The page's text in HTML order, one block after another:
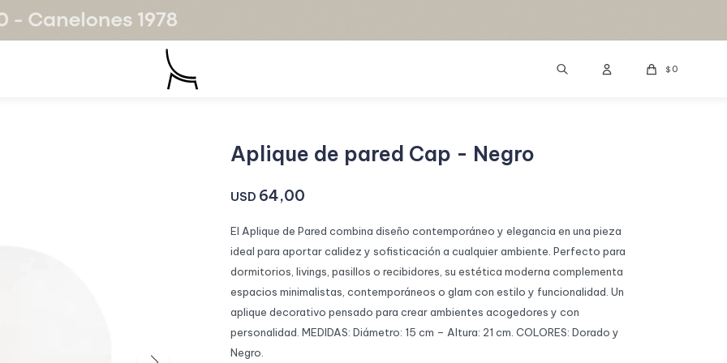
$ 0
Aplique de pared Cap - Negro
USD 64,00
El Aplique de Pared combina diseño contemporáneo y elegancia en una pieza
ideal para aportar calidez y sofisticación a cualquier ambiente. Perfecto para
dormitorios, livings, pasillos o recibidores, su estética moderna complementa
espacios minimalistas, contemporáneos o glam con estilo y funcionalidad. Un
aplique decorativo pensado para crear ambientes acogedores y con
personalidad. MEDIDAS: Diámetro: 15 cm – Altura: 21 cm. COLORES: Dorado y
Negro.